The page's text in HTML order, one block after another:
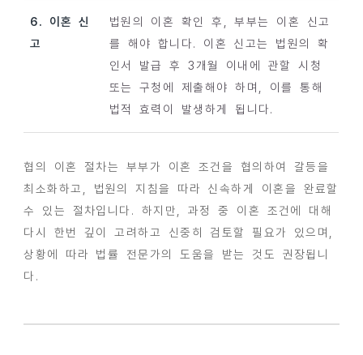
6. 이혼 신
고
법원의 이혼 확인 후, 부부는 이혼 신고
를 해야 합니다. 이혼 신고는 법원의 확
인서 발급 후 3개월 이내에 관할 시청
또는 구청에 제출해야 하며, 이를 통해
법적 효력이 발생하게 됩니다.
협의 이혼 절차는 부부가 이혼 조건을 협의하여 갈등을
최소화하고, 법원의 지침을 따라 신속하게 이혼을 완료할
수 있는 절차입니다. 하지만, 과정 중 이혼 조건에 대해
다시 한번 깊이 고려하고 신중히 검토할 필요가 있으며,
상황에 따라 법률 전문가의 도움을 받는 것도 권장됩니
다.